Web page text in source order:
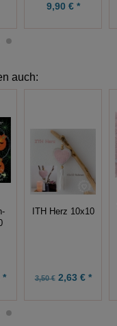
9,90 € *
auch:
*
ITH Herz 10x10
3,50 €2,63 € *